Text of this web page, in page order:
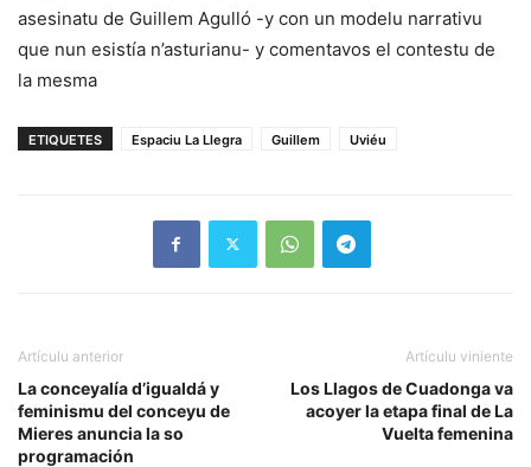
asesinatu de Guillem Agulló -y con un modelu narrativu
que nun esistía n’asturianu- y comentavos el contestu de
la mesma
ETIQUETES Espaciu La Llegra Guillem Uviéu
Artículu anterior
La conceyalía d’igualdá y
feminismu del conceyu de
Mieres anuncia la so
programación
Artículu viniente
Los Llagos de Cuadonga va
acoyer la etapa final de La
Vuelta femenina